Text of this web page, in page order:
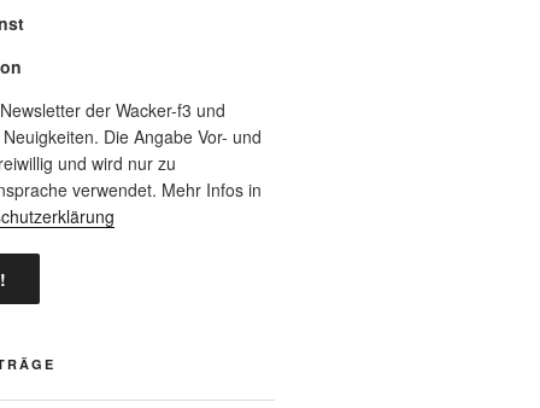
der Wacker-f3 und
Die Angabe Vor- und
und wird nur zu
verwendet. Mehr Infos in